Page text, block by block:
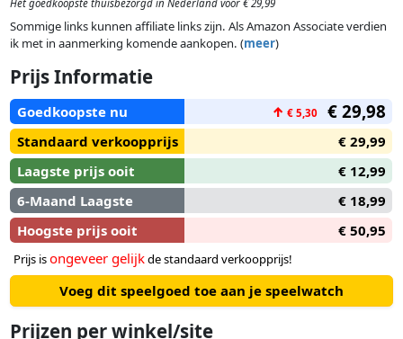
bespaar je ook nog hoogtestenen!
Het goedkoopste thuisbezorgd in Nederland voor € 29,99
Sommige links kunnen affiliate links zijn. Als Amazon Associate verdien
ik met in aanmerking komende aankopen. (meer)
Prijs Informatie
Goedkoopste nu ↑ € 5,30 € 29,98
Standaard verkoopprijs
€ 29,99
Laagste prijs ooit
€ 12,99
6-Maand Laagste
€ 18,99
Hoogste prijs ooit
€ 50,95
Prijs isongeveer gelijkde standaard verkoopprijs!
Voeg dit speelgoed toe aan je speelwatch
Prijzen per winkel/site